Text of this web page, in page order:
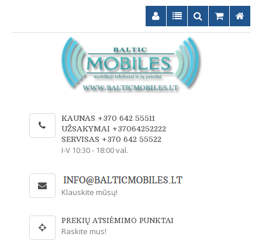
KAUNAS +370 642 55511
UŽSAKYMAI +37064252222
SERVISAS +370 642 55522
I-V 10:30 - 18:00 val.
Klauskite mūsų!
PREKIŲ ATSIĖMIMO PUNKTAI
Raskite mus!